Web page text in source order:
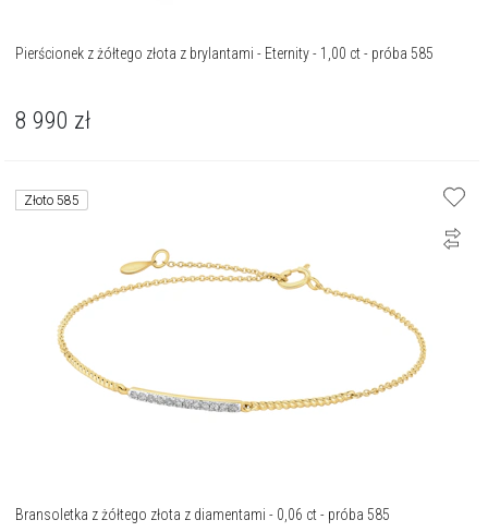
Pierścionek z żółtego złota z brylantami - Eternity - 1,00 ct - próba 585
8 990 zł
Złoto 585
Bransoletka z żółtego złota z diamentami - 0,06 ct - próba 585